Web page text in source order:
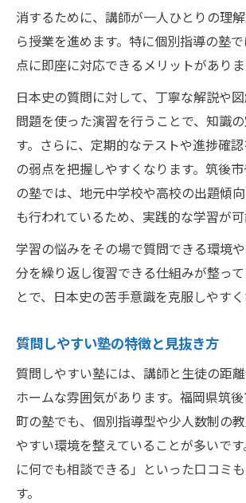
消するために、講師が一人ひとりの理
ら授業を進めます。特に個別指導の塾
点に即座に対応できるメリットがありま
日本史の質問に対して、丁寧な解説や
問題を使った演習を行うことで、知識
す。さらに、定期的なテストや進捗確
の弱点を把握しやすくなります。筑後
の塾では、地元中学校や高校の出題傾
も行われているため、実践的な学習が可
学習の悩みをその場で質問できる環境
分を繰り返し復習できる仕組みが整っ
とで、日本史の苦手意識を克服しやすく
質問しやすい塾の特徴と見抜き方
質問しやすい塾には、講師と生徒の距
ホームな雰囲気があります。福岡県筑
町の塾でも、個別指導型や少人数制の
やすい環境を整えていることが多いで
に何でも相談できる」といった口コミ
す。